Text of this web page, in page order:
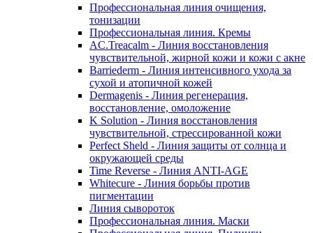
Профессиональная линия очищения,
тонизации
Профессиональная линия. Кремы
AC.Treacalm - Линия восстановления
чувствительной, жирной кожи и кожи с акне
Barriederm - Линия интенсивного ухода за
сухой и атопичной кожей
Dermagenis - Линия регенерация,
восстановление, омоложение
K Solution - Линия восстановления
чувствительной, стрессированной кожи
Perfect Sheld - Линия защиты от солнца и
окружающей среды
Time Reverse - Линия ANTI-AGE
Whitecure - Линия борьбы против
пигментации
Линия сывороток
Профессиональная линия. Маски